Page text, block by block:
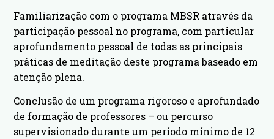
Familiarização com o programa MBSR através da
participação pessoal no programa, com particular
aprofundamento pessoal de todas as principais
práticas de meditação deste programa baseado em
atenção plena.
Conclusão de um programa rigoroso e aprofundado
de formação de professores – ou percurso
supervisionado durante um período mínimo de 12